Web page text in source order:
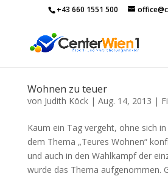
+43 660 1551 500
Wohnen zu teuer
von Judith Köck| Aug. 14, 2013 |
Kaum ein Tag vergeht, ohne sich
dem Thema „Teures Wohnen“
und auch in den Wahlkampf der
wurde das Thema aufgenommen.